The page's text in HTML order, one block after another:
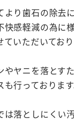
より歯石の除去
快感軽減の為に
いただいており
やヤニを落とす
行っております
は落としにくい